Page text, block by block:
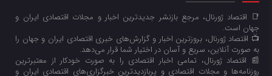
📑 اقتصاد ژورنال، مرجع بازنشر جدیدترین اخبار و مجلات اقتصادی ایران و
جهان است.
📺 اقتصاد ژورنال، بروزترین اخبار و گزارش‌های خبری اقتصادی ایران و جهان را
به صورت آنلاین، سریع و آسان در اختیار شما قرار می‌‌دهد.
📰 اقتصاد ژورنال، تمامی اخبار اقتصادی را به صورت خودکار از معتبرترین
روزنامه‌ها و مجلات اقتصادی و پربازدیدترین خبرگزاری‌های اقتصادی ایران و